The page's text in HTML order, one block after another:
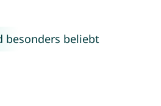
besonders beliebt